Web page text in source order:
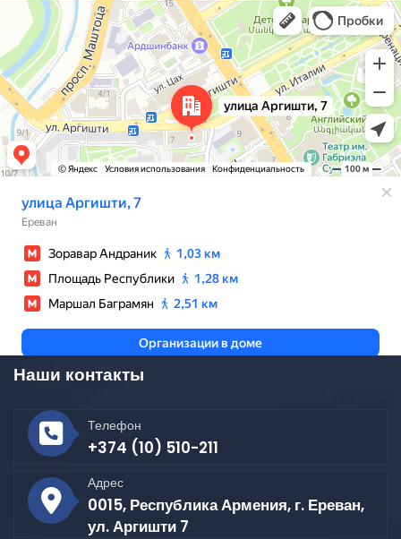
Ереван
Улица Аргишти, 7 — Яндекс Карты
Наши контакты
Телефон
+374 (10) 510-211
Адрес
0015, Республика Армения, г. Ереван,
ул. Аргишти 7